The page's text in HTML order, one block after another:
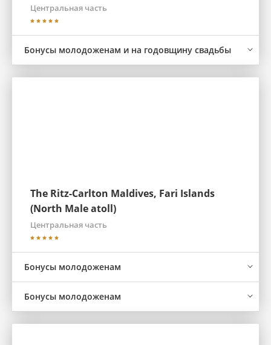
Центральная часть
Бонусы молодоженам и на годовщину свадьбы
The Ritz-Carlton Maldives, Fari Islands
(North Male atoll)
Центральная часть
Бонусы молодоженам
Бонусы молодоженам